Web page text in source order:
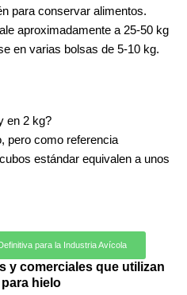
para conservar alimentos.
aproximadamente a 25-50 kg
en varias bolsas de 5-10 kg.
en 2 kg?
pero como referencia
estándar equivalen a unos
para la Industria Avícola
y comerciales que utilizan
hielo